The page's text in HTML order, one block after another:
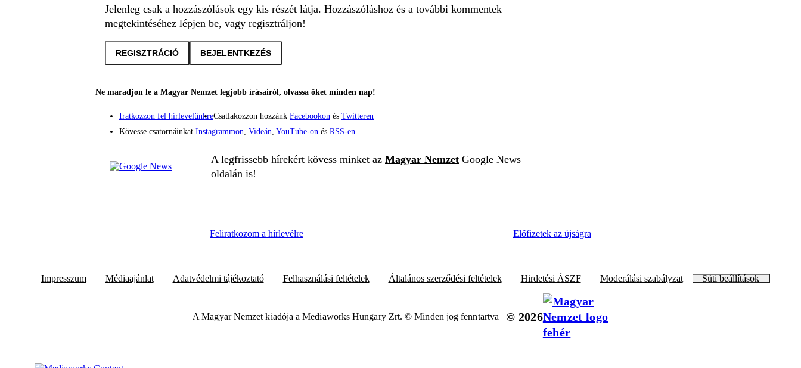
Jelenleg csak a hozzászólások egy kis részét látja. Hozzászóláshoz és a további kommentek
megtekintéséhez lépjen be, vagy regisztráljon!
REGISZTRÁCIÓ BEJELENTKEZÉS
Ne maradjon le a Magyar Nemzet legjobb írásairól, olvassa őket minden nap!
Iratkozzon fel hírlevelünkreCsatlakozzon hozzánk Facebookon és Twitteren
Kövesse csatornáinkat Instagrammon, Videán, YouTube-on és RSS-en
A legfrissebb hírekért kövess minket az Magyar Nemzet Google News
oldalán is!
Feliratkozom a hírlevélre Előfizetek az újságra
Impresszum Médiaajánlat Adatvédelmi tájékoztató Felhasználási feltételek Általános szerződési feltételek Hirdetési ÁSZF Moderálási szabályzat Süti beállítások
A Magyar Nemzet kiadója a Mediaworks Hungary Zrt. © Minden jog fenntartva © 2026